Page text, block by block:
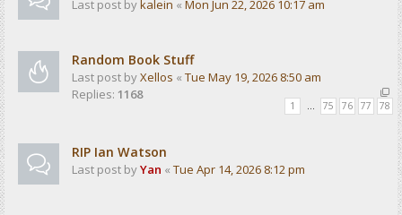
Last post by kalein « Mon Jun 22, 2026 10:17 am
Random Book Stuff
Last post byXellos « Tue May 19, 2026 8:50 am
Replies: 1168
1 … 75 76 77 78
RIP Ian Watson
Last post byYan « Tue Apr 14, 2026 8:12 pm